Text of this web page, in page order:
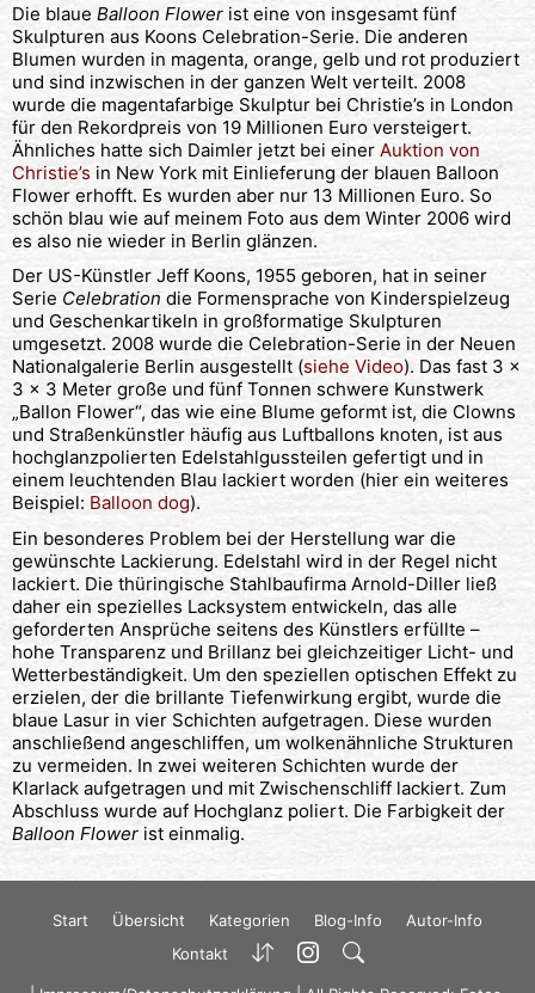
Die blaue Balloon Flower ist eine von insgesamt fünf
Skulpturen aus Koons Celebration-Serie. Die anderen
Blumen wurden in magenta, orange, gelb und rot produziert
und sind inzwischen in der ganzen Welt verteilt. 2008
wurde die magentafarbige Skulptur bei Christie’s in London
für den Rekordpreis von 19 Millionen Euro versteigert.
Ähnliches hatte sich Daimler jetzt bei einer Auktion von
Christie’s in New York mit Einlieferung der blauen Balloon
Flower erhofft. Es wurden aber nur 13 Millionen Euro. So
schön blau wie auf meinem Foto aus dem Winter 2006 wird
es also nie wieder in Berlin glänzen.
Der US-Künstler Jeff Koons, 1955 geboren, hat in seiner
Serie Celebration die Formensprache von Kinderspielzeug
und Geschenkartikeln in großformatige Skulpturen
umgesetzt. 2008 wurde die Celebration-Serie in der Neuen
Nationalgalerie Berlin ausgestellt (siehe Video). Das fast 3 x
3 x 3 Meter große und fünf Tonnen schwere Kunstwerk
„Ballon Flower“, das wie eine Blume geformt ist, die Clowns
und Straßenkünstler häufig aus Luftballons knoten, ist aus
hochglanzpolierten Edelstahlgussteilen gefertigt und in
einem leuchtenden Blau lackiert worden (hier ein weiteres
Beispiel: Balloon dog).
Ein besonderes Problem bei der Herstellung war die
gewünschte Lackierung. Edelstahl wird in der Regel nicht
lackiert. Die thüringische Stahlbaufirma Arnold-Diller ließ
daher ein spezielles Lacksystem entwickeln, das alle
geforderten Ansprüche seitens des Künstlers erfüllte –
hohe Transparenz und Brillanz bei gleichzeitiger Licht- und
Wetterbeständigkeit. Um den speziellen optischen Effekt zu
erzielen, der die brillante Tiefenwirkung ergibt, wurde die
blaue Lasur in vier Schichten aufgetragen. Diese wurden
anschließend angeschliffen, um wolkenähnliche Strukturen
zu vermeiden. In zwei weiteren Schichten wurde der
Klarlack aufgetragen und mit Zwischenschliff lackiert. Zum
Abschluss wurde auf Hochglanz poliert. Die Farbigkeit der
Balloon Flower ist einmalig.
Start Übersicht Kategorien Blog-Info
Autor-Info
Kontakt